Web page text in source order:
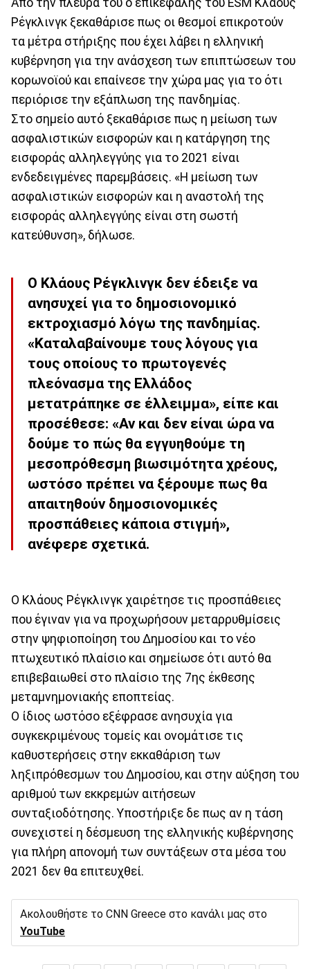
Από την πλευρά του ο επικεφαλής του ESM Κλάους
Ρέγκλινγκ ξεκαθάρισε πως οι θεσμοί επικροτούν
τα μέτρα στήριξης που έχει λάβει η ελληνική
κυβέρνηση για την ανάσχεση των επιπτώσεων του
κορωνοϊού και επαίνεσε την χώρα μας για το ότι
περιόρισε την εξάπλωση της πανδημίας.
Στο σημείο αυτό ξεκαθάρισε πως η μείωση των
ασφαλιστικών εισφορών και η κατάργηση της
εισφοράς αλληλεγγύης για το 2021 είναι
ενδεδειγμένες παρεμβάσεις. «Η μείωση των
ασφαλιστικών εισφορών και η αναστολή της
εισφοράς αλληλεγγύης είναι στη σωστή
κατεύθυνση», δήλωσε.
Ο Κλάους Ρέγκλινγκ δεν έδειξε να
ανησυχεί για το δημοσιονομικό
εκτροχιασμό λόγω της πανδημίας.
«Καταλαβαίνουμε τους λόγους για
τους οποίους το πρωτογενές
πλεόνασμα της Ελλάδος
μετατράπηκε σε έλλειμμα», είπε και
προσέθεσε: «Αν και δεν είναι ώρα να
δούμε το πώς θα εγγυηθούμε τη
μεσοπρόθεσμη βιωσιμότητα χρέους,
ωστόσο πρέπει να ξέρουμε πως θα
απαιτηθούν δημοσιονομικές
προσπάθειες κάποια στιγμή»,
ανέφερε σχετικά.
Ο Κλάους Ρέγκλινγκ χαιρέτησε τις προσπάθειες
που έγιναν για να προχωρήσουν μεταρρυθμίσεις
στην ψηφιοποίηση του Δημοσίου και το νέο
πτωχευτικό πλαίσιο και σημείωσε ότι αυτό θα
επιβεβαιωθεί στο πλαίσιο της 7ης έκθεσης
μεταμνημονιακής εποπτείας.
Ο ίδιος ωστόσο εξέφρασε ανησυχία για
συγκεκριμένους τομείς και ονομάτισε τις
καθυστερήσεις στην εκκαθάριση των
ληξιπρόθεσμων του Δημοσίου, και στην αύξηση του
αριθμού των εκκρεμών αιτήσεων
συνταξιοδότησης. Υποστήριξε δε πως αν η τάση
συνεχιστεί η δέσμευση της ελληνικής κυβέρνησης
για πλήρη απονομή των συντάξεων στα μέσα του
2021 δεν θα επιτευχθεί.
Ακολουθήστε το CNN Greece στο κανάλι μας στο
YouTube